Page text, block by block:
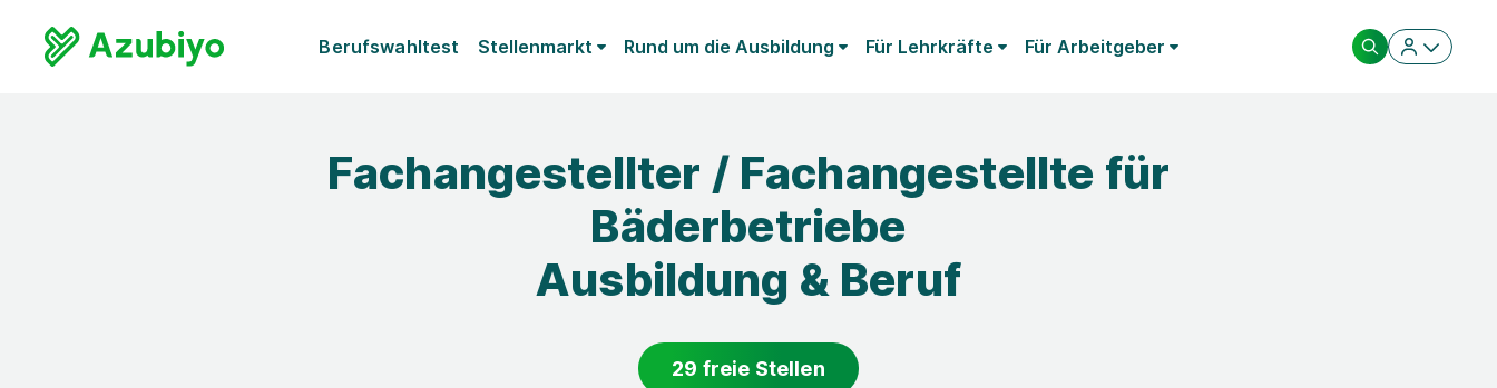
Berufswahltest Stellenmarkt Rund um die Ausbildung Für Lehrkräfte Für Arbeitgeber
Fachangestellter / Fachangestellte für
Bäderbetriebe
Ausbildung & Beruf
29 freie Stellen